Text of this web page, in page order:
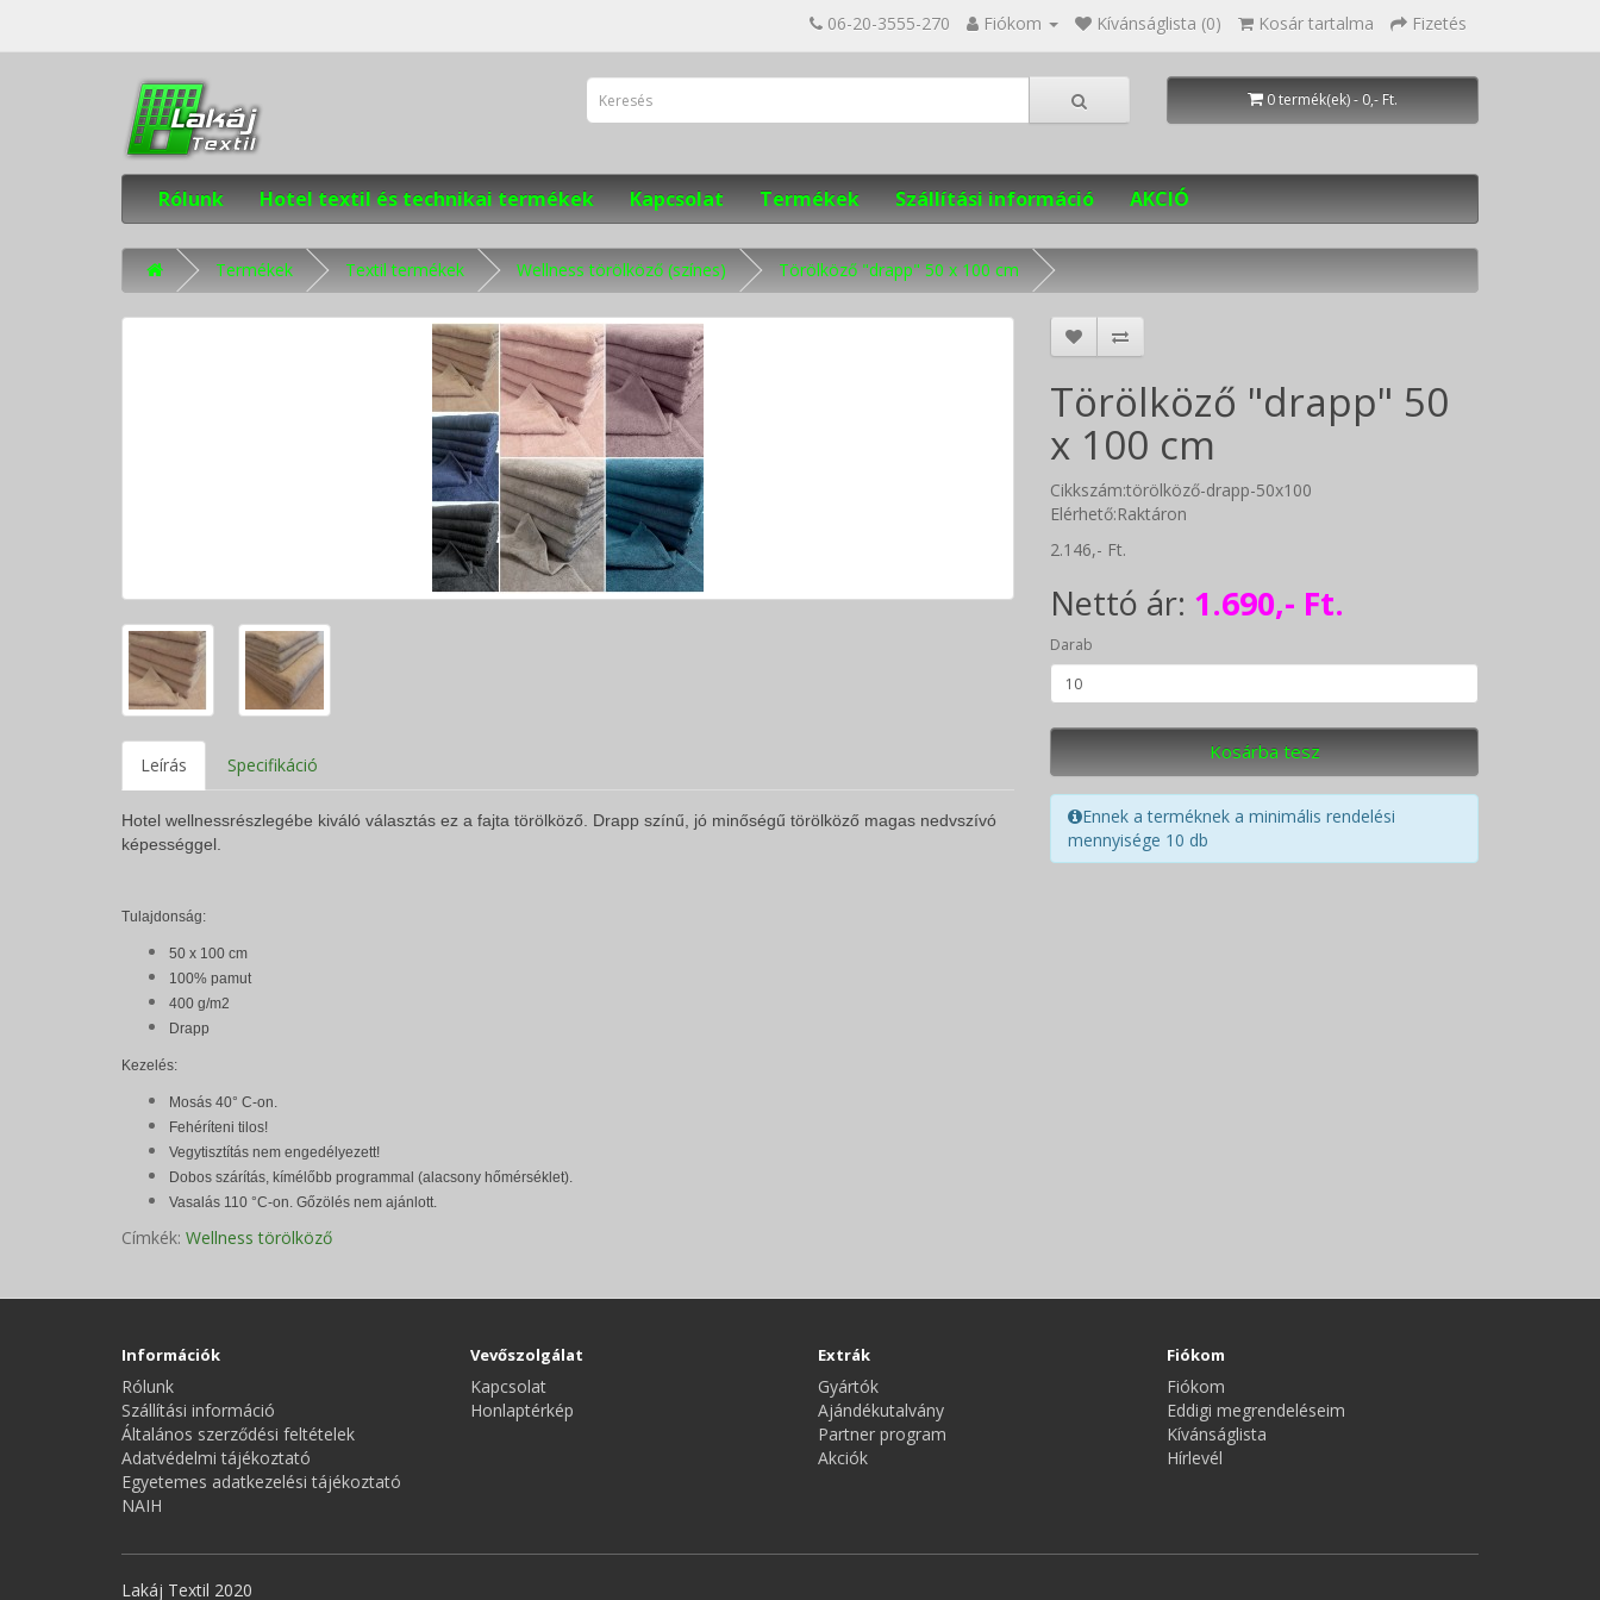
06-20-3555-270 Fiókom Kívánságlista (0) Kosár tartalma Fizetés
0 termék(ek) - 0,- Ft.
Rólunk Hotel textil és technikai termékek Kapcsolat Termékek Szállítási információ AKCIÓ
Termékek Textil termékek Wellness törölköző (színes) Törölköző "drapp" 50 x 100 cm
Leírás Specifikáció
Hotel wellnessrészlegébe kiváló választás ez a fajta törölköző. Drapp színű, jó minőségű törölköző magas nedvszívó
képességgel.
Tulajdonság:
50 x 100 cm
100% pamut
400 g/m2
Drapp
Kezelés:
Mosás 40° C-on.
Fehéríteni tilos!
Vegytisztítás nem engedélyezett!
Dobos szárítás, kímélőbb programmal (alacsony hőmérséklet).
Vasalás 110 °C-on. Gőzölés nem ajánlott.
Törölköző "drapp" 50
x 100 cm
Cikkszám:törölköző-drapp-50x100
Elérhető:Raktáron
2.146,- Ft.
Nettó ár: 1.690,- Ft.
Darab
Kosárba tesz
Ennek a terméknek a minimális rendelési
mennyisége 10 db
Címkék: Wellness törölköző
Információk
Rólunk
Szállítási információ
Általános szerződési feltételek
Adatvédelmi tájékoztató
Egyetemes adatkezelési tájékoztató
NAIH
Vevőszolgálat
Kapcsolat
Honlaptérkép
Extrák
Gyártók
Ajándékutalvány
Partner program
Akciók
Fiókom
Fiókom
Eddigi megrendeléseim
Kívánságlista
Hírlevél
Lakáj Textil 2020